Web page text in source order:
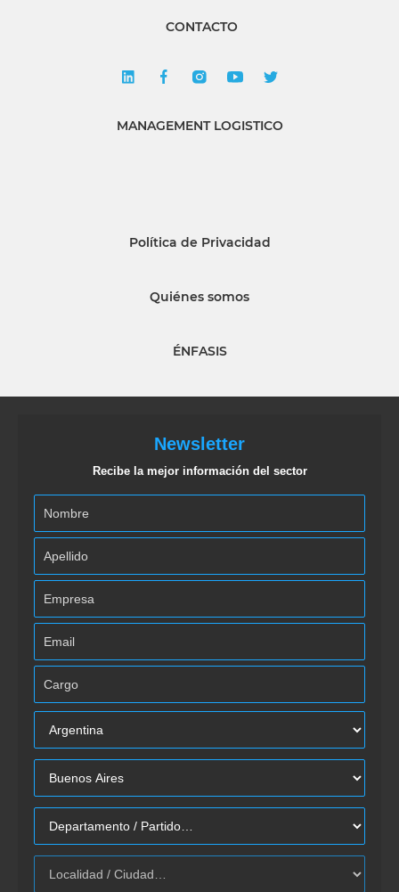
CONTACTO
MANAGEMENT LOGISTICO
Política de Privacidad
Quiénes somos
ÉNFASIS
Newsletter
Recibe la mejor información del sector